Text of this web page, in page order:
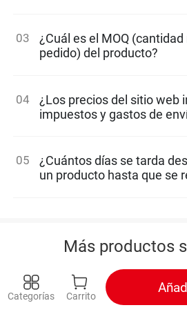
03
¿Cuál es el MOQ
pedido) del producto?
04
¿Los precios del sitio web
impuestos y gastos de
05
¿Cuántos días se tarda
un producto hasta que se
Más productos
Categorías Carrito